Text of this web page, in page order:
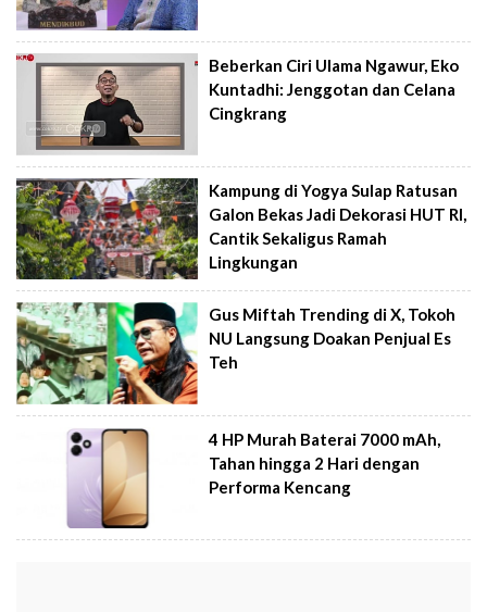
Beberkan Ciri Ulama Ngawur, Eko
Kuntadhi: Jenggotan dan Celana
Cingkrang
Kampung di Yogya Sulap Ratusan
Galon Bekas Jadi Dekorasi HUT RI,
Cantik Sekaligus Ramah
Lingkungan
Gus Miftah Trending di X, Tokoh
NU Langsung Doakan Penjual Es
Teh
4 HP Murah Baterai 7000 mAh,
Tahan hingga 2 Hari dengan
Performa Kencang